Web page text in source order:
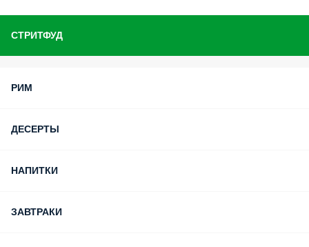
СТРИТФУД
РИМ
ДЕСЕРТЫ
НАПИТКИ
ЗАВТРАКИ